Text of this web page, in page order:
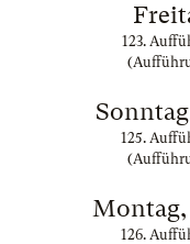
123.
125.
Montag,
126.